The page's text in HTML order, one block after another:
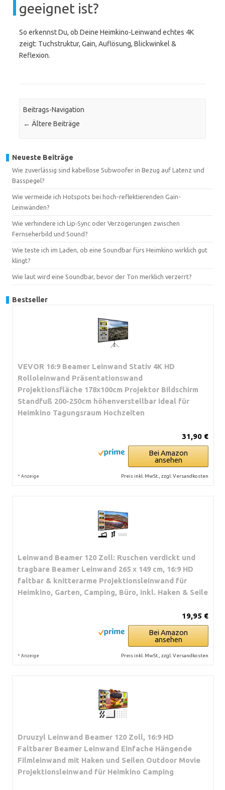
geeignet ist?
So erkennst Du, ob Deine Heimkino-Leinwand echtes 4K
zeigt: Tuchstruktur, Gain, Auflösung, Blickwinkel &
Reflexion.
Beitrags-Navigation
← Ältere Beiträge
Neueste Beiträge
Wie zuverlässig sind kabellose Subwoofer in Bezug auf Latenz und
Basspegel?
Wie vermeide ich Hotspots bei hoch-reflektierenden Gain-
Leinwänden?
Wie verhindere ich Lip‑Sync oder Verzögerungen zwischen
Fernseherbild und Sound?
Wie teste ich im Laden, ob eine Soundbar fürs Heimkino wirklich gut
klingt?
Wie laut wird eine Soundbar, bevor der Ton merklich verzerrt?
Bestseller
VEVOR 16:9 Beamer Leinwand Stativ 4K HD
Rolloleinwand Präsentationswand
Projektionsfläche 178x100cm Projektor Bildschirm
Standfuß 200-250cm höhenverstellbar ideal für
Heimkino Tagungsraum Hochzeiten
31,90 €
Bei Amazon
ansehen
* Anzeige Preis inkl. MwSt., zzgl. Versandkosten
Leinwand Beamer 120 Zoll: Ruschen verdickt und
tragbare Beamer Leinwand 265 x 149 cm, 16:9 HD
faltbar & knitterarme Projektionsleinwand für
Heimkino, Garten, Camping, Büro, inkl. Haken & Seile
19,95 €
Bei Amazon
ansehen
* Anzeige Preis inkl. MwSt., zzgl. Versandkosten
Druuzyl Leinwand Beamer 120 Zoll, 16:9 HD
Faltbarer Beamer Leinwand Einfache Hängende
Filmleinwand mit Haken und Seilen Outdoor Movie
Projektionsleinwand für Heimkino Camping